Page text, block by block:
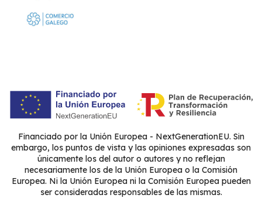
Financiado por la Unión Europea - NextGenerationEU. Sin
embargo, los puntos de vista y las opiniones expresadas son
únicamente los del autor o autores y no reflejan
necesariamente los de la Unión Europea o la Comisión
Europea. Ni la Unión Europea ni la Comisión Europea pueden
ser consideradas responsables de las mismas.